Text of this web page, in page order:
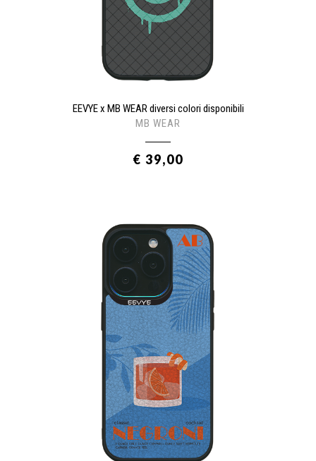
EEVYE x MB WEAR diversi colori disponibili
MB WEAR
€ 39,00